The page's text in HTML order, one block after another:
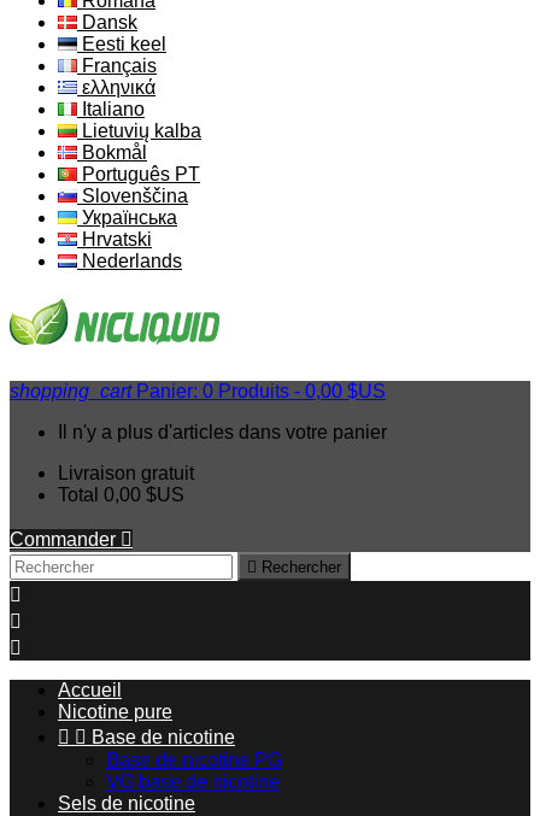
Dansk
Eesti keel
Français
ελληνικά
Italiano
Lietuvių kalba
Bokmål
Português PT
Slovenščina
Українська
Hrvatski
Nederlands
shopping_cart Panier: 0 Produits - 0,00 $US
Il n'y a plus d'articles dans votre panier
Livraison gratuit
Total 0,00 $US
Commander 
 Rechercher



Accueil
Nicotine pure
  Base de nicotine
Base de nicotine PG
VG base de nicotine
Sels de nicotine